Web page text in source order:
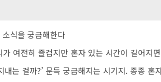
식을 궁금해한다
가 여전히 즐겁지만 혼자 있는 시간이 길어지
내는 걸까?’ 문득 궁금해지는 시기지. 종종